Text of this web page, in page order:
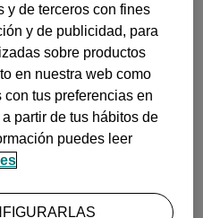
itinerario y descubre ci…
y de terceros con fines
y de publicidad, para
sobre productos
en nuestra web como
tus preferencias en
partir de tus hábitos de
puedes leer